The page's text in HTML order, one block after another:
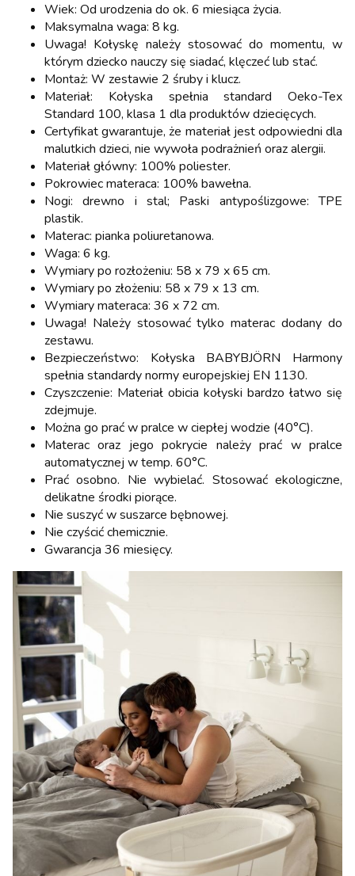
Wiek: Od urodzenia do ok. 6 miesiąca życia.
Maksymalna waga: 8 kg.
Uwaga! Kołyskę należy stosować do momentu, w
którym dziecko nauczy się siadać, klęczeć lub stać.
Montaż: W zestawie 2 śruby i klucz.
Materiał: Kołyska spełnia standard Oeko-Tex
Standard 100, klasa 1 dla produktów dziecięcych.
Certyfikat gwarantuje, że materiał jest odpowiedni dla
malutkich dzieci, nie wywoła podrażnień oraz alergii.
Materiał główny: 100% poliester.
Pokrowiec materaca: 100% bawełna.
Nogi: drewno i stal; Paski antypoślizgowe: TPE
plastik.
Materac: pianka poliuretanowa.
Waga: 6 kg.
Wymiary po rozłożeniu: 58 x 79 x 65 cm.
Wymiary po złożeniu: 58 x 79 x 13 cm.
Wymiary materaca: 36 x 72 cm.
Uwaga! Należy stosować tylko materac dodany do
zestawu.
Bezpieczeństwo: Kołyska BABYBJÖRN Harmony
spełnia standardy normy europejskiej EN 1130.
Czyszczenie: Materiał obicia kołyski bardzo łatwo się
zdejmuje.
Można go prać w pralce w ciepłej wodzie (40°C).
Materac oraz jego pokrycie należy prać w pralce
automatycznej w temp. 60°C.
Prać osobno. Nie wybielać. Stosować ekologiczne,
delikatne środki piorące.
Nie suszyć w suszarce bębnowej.
Nie czyścić chemicznie.
Gwarancja 36 miesięcy.